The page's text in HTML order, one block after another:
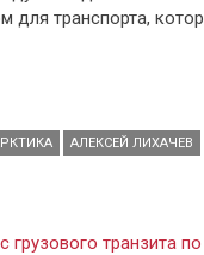
транспорта,
АЛЕКСЕЙ ЛИХАЧЕВ
грузового транзита